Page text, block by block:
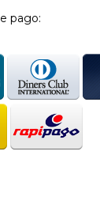
pago: